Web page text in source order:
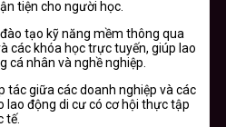
tiện cho người học.
tạo kỹ năng mềm thông qua
các khóa học trực tuyến, giúp lao
cá nhân và nghề nghiệp.
tác giữa các doanh nghiệp và các
lao động di cư có cơ hội thực tập
tế.